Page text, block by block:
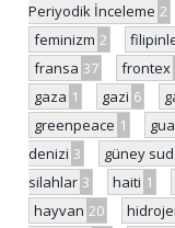
Periyodik İnceleme 2
feminizm 2
fransa 37 frontex
gaza 1 gazi 6
greenpeace 1
denizi 3 güney
silahlar 3 haiti 1
hayvan 20